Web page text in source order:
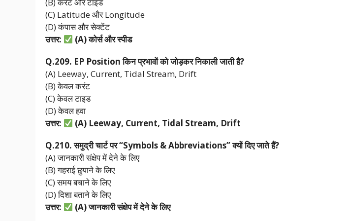
(B) करंट और टाइड
(C) Latitude और Longitude
(D) कंपास और सेक्टेंट
उत्तर:
(A)कोर्सऔरस्पीड
Q.209. EP Positionकिनप्रभावोंकोजोड़करनिकालीजातीहै?
(A) Leeway, Current, Tidal Stream, Drift
(B) केवल करंट
(C) केवल टाइड
(D) केवल हवा
उत्तर:
(A) Leeway, Current, Tidal Stream, Drift
Q.210.समुद्रीचार्टपर “Symbols & Abbreviations”क्योंदिएजातेहैं?
(A) जानकारी संक्षेप में देने के लिए
(B) गहराई छुपाने के लिए
(C) समय बचाने के लिए
(D) दिशा बताने के लिए
उत्तर:
(A)जानकारीसंक्षेपमेंदेनेकेलिए